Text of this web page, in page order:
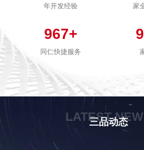
年开发经验 家
967+
同仁快捷服务
LATEST
三品动态